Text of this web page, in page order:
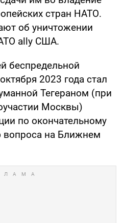
стран НАТО.
об уничтожении
ally США.
беспредельной
2023 года стал
Тегераном (при
Москвы)
по окончательному
вопроса на Ближнем